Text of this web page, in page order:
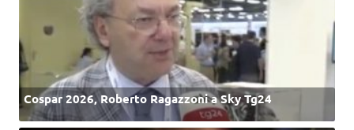
Cospar 2026, Roberto Ragazzoni a Sky Tg24